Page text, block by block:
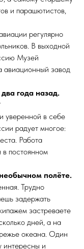
и парашютистов,
регулярно
В выходной
Музей
авиационный завод
года назад.
уверенной в себе
радует многое:
Работа
в постоянном
полёте.
Трудно
задержать
застреваете
дней, а на
океана. Один
интересны и